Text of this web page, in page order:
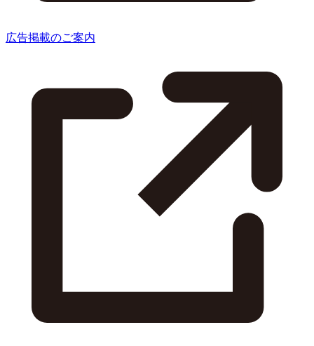
広告掲載のご案内